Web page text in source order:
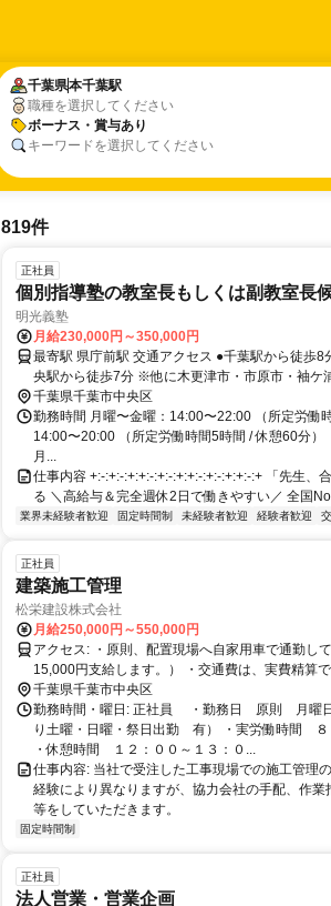
千葉県本千葉駅
職種を選択してください
ボーナス・賞与あり
キーワードを選択してください
千葉県本千葉駅
ボーナス・賞与あり
819件
正社員
個別指導塾の教室長もしくは副教室長
明光義塾
月給230,000円～350,000円
最寄駅 県庁前駅 交通アクセス ●千葉駅から徒歩8分 ●県庁前駅から徒歩6分 ●千葉中
央駅から徒歩7分 ※他に木更津市・市原市・袖ケ浦市・君津市・館山市・八千代
市・佐倉市・船橋市・市川市・東京都 があります。 〇市川市・・早稲田アカ
ー個別進学館 市川校 〇船橋市・・RED新船橋 新規開校に伴いエリアが広がる可能
性があります。 ※千葉県内に複数事業所があるため、 将来的に別拠点に変更にな
る可能性がございます。
千葉県千葉市中央区
勤務時間 月曜〜金曜：14:00〜22:00 （所定労働
14:00〜20:00 （所定労働時間5時間 / 休憩60分）
月...
仕事内容 +:-:+:-:+:+:-:+:-:+:+:-:+:-:+:+:-:+ 「先生、
る ＼高給与＆完全週休2日で働きやすい／ 全国
業界未経験者歓迎 固定時間制 未経験者歓迎 経験者歓迎
正社員
建築施工管理
松栄建設株式会社
月給250,000円～550,000円
アクセス: ・原則、配置現場へ自家用車で通勤していただきます。 （車両手当
15,000円支給します。） ・交通費は、実費精
千葉県千葉市中央区
勤務時間・曜日: 正社員 ・勤務日 原則 月曜
り土曜・日曜・祭日出勤 有） ・実労働時間
・休憩時間 １２：００～１３：０...
仕事内容: 当社で受注した工事現場での施工管理
経験により異なりますが、協力会社の手配、作
等をしていただきます。
固定時間制
正社員
法人営業・営業企画